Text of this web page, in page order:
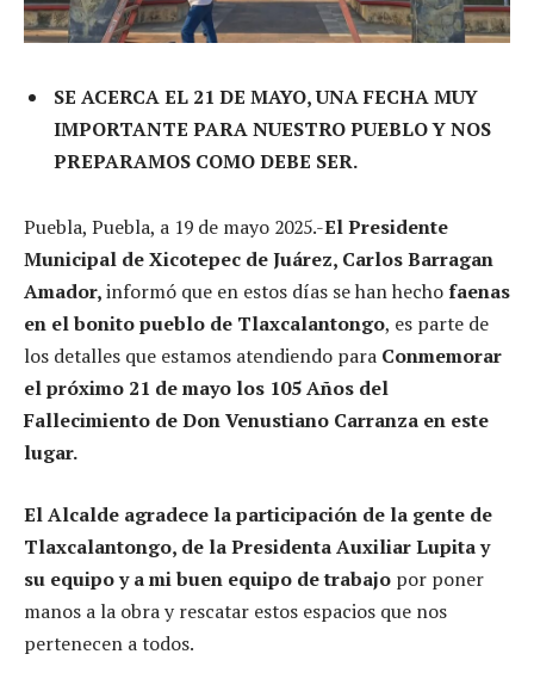
SE ACERCA EL 21 DE MAYO, UNA FECHA MUY
IMPORTANTE PARA NUESTRO PUEBLO Y NOS
PREPARAMOS COMO DEBE SER.
Puebla, Puebla, a 19 de mayo 2025.-El Presidente
Municipal de Xicotepec de Juárez, Carlos Barragan
Amador,informó que en estos días se han hechofaenas
en el bonito pueblo de Tlaxcalantongo, es parte de
los detalles que estamos atendiendo para Conmemorar
el próximo 21 de mayo los 105 Años del
Fallecimiento de Don Venustiano Carranza en este
lugar.
El Alcalde agradece la participación de la gente de
Tlaxcalantongo, de la Presidenta Auxiliar Lupita y
su equipo y a mi buen equipo de trabajo por poner
manos a la obra y rescatar estos espacios que nos
pertenecen a todos.